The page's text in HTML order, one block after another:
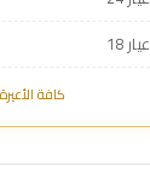
عيار 18
كافة